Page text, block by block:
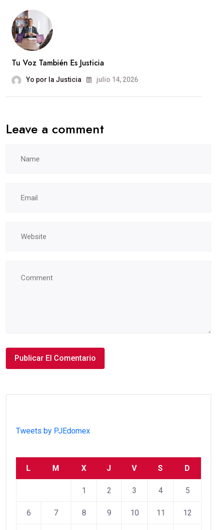
Tu Voz También Es Justicia
Yo por la Justicia julio 14, 2026
Leave a comment
Tweets by PJEdomex
L M X J V S D
1 2 3 4 5
6 7 8 9 10 11 12